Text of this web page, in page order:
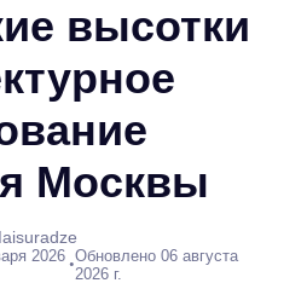
высотки
Москвы
2026 •Обновлено 06 августа
2026 г.